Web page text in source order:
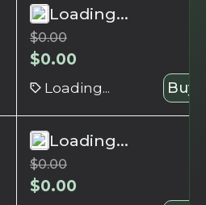
Loading...
$0.00
$0.00
Loading... Buy
Loading...
$0.00
$0.00